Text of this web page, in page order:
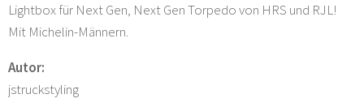
Lightbox für Next Gen, Next Gen Torpedo von HRS und RJL!
Mit Michelin-Männern.
Autor:
jstruckstyling